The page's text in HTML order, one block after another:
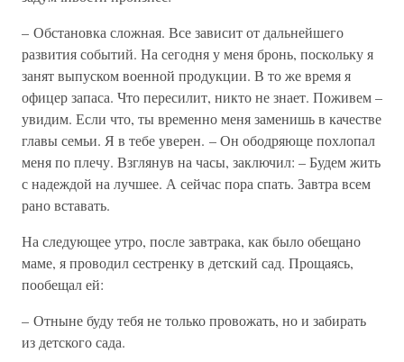
– Обстановка сложная. Все зависит от дальнейшего
развития событий. На сегодня у меня бронь, поскольку я
занят выпуском военной продукции. В то же время я
офицер запаса. Что пересилит, никто не знает. Поживем –
увидим. Если что, ты временно меня заменишь в качестве
главы семьи. Я в тебе уверен. – Он ободряюще похлопал
меня по плечу. Взглянув на часы, заключил: – Будем жить
с надеждой на лучшее. А сейчас пора спать. Завтра всем
рано вставать.
На следующее утро, после завтрака, как было обещано
маме, я проводил сестренку в детский сад. Прощаясь,
пообещал ей:
– Отныне буду тебя не только провожать, но и забирать
из детского сада.